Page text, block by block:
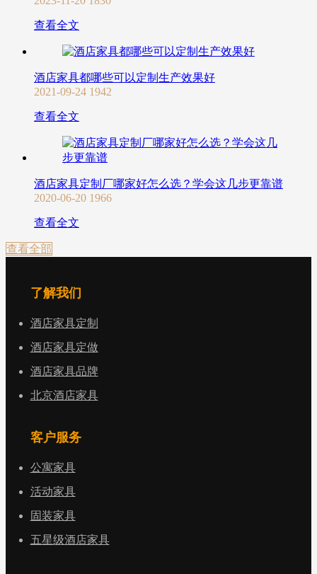
查看全文
酒店家具都哪些可以定制生产效果好
2021-09-24 1942
查看全文
酒店家具定制厂哪家好怎么选？学会这几步更靠谱
2020-06-20 1966
查看全文
查看全部
了解我们
酒店家具定制
酒店家具定做
酒店家具品牌
北京酒店家具
客户服务
公寓家具
活动家具
固装家具
五星级酒店家具